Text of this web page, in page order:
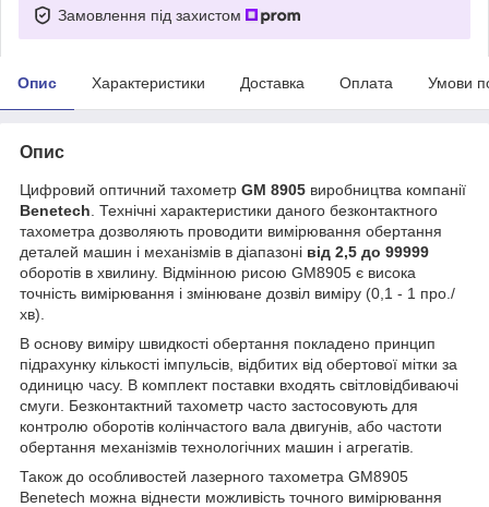
Замовлення під захистом
Опис Характеристики Доставка Оплата Умови
Опис
Цифровий оптичний тахометр GM 8905 виробництва компанії
Benetech . Технічні характеристики даного безконтактного
тахометра дозволяють проводити вимірювання обертання
деталей машин і механізмів в діапазоні від 2,5 до 99999
оборотів в хвилину. Відмінною рисою GM8905 є висока
точність вимірювання і змінюване дозвіл виміру (0,1 - 1 про./
хв).
В основу виміру швидкості обертання покладено принцип
підрахунку кількості імпульсів, відбитих від обертової мітки за
одиницю часу. В комплект поставки входять світловідбиваючі
смуги. Безконтактний тахометр часто застосовують для
контролю оборотів колінчастого вала двигунів, або частоти
обертання механізмів технологічних машин і агрегатів.
Також до особливостей лазерного тахометра GM8905
Benetech можна віднести можливість точного вимірювання